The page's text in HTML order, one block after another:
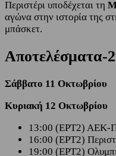
Περιστέρι υποδέχεται τη
αγώνα στην ιστορία της
μπάσκετ.
Αποτελέσματα-
Σάββατο 11 Οκτωβρίου
Κυριακή 12 Οκτωβρίου
13:00 (ΕΡΤ2) ΑΕΚ-
16:00 (ΕΡΤ2)
19:00 (ΕΡΤ2)